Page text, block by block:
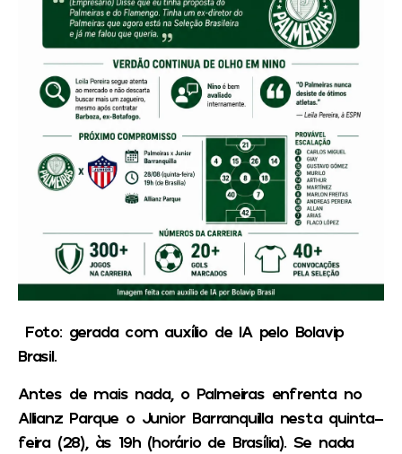
Foto: gerada com auxílio de IA pelo Bolavip
Brasil.
Antes de mais nada, o Palmeiras enfrenta no
Allianz Parque o Junior Barranquilla nesta quinta-
feira (28), às 19h (horário de Brasília). Se nada